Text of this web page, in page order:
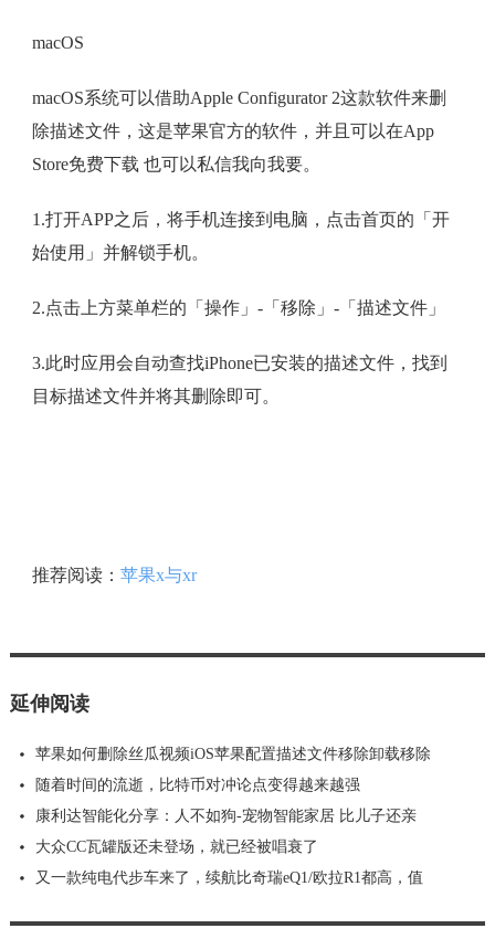
macOS
macOS系统可以借助Apple Configurator 2这款软件来删
除描述文件，这是苹果官方的软件，并且可以在App
Store免费下载 也可以私信我向我要。
1.打开APP之后，将手机连接到电脑，点击首页的「开
始使用」并解锁手机。
2.点击上方菜单栏的「操作」-「移除」-「描述文件」
3.此时应用会自动查找iPhone已安装的描述文件，找到
目标描述文件并将其删除即可。
推荐阅读： 苹果x与xr
延伸阅读
苹果如何删除丝瓜视频iOS苹果配置描述文件移除卸载移除
随着时间的流逝，比特币对冲论点变得越来越强
康利达智能化分享：人不如狗-宠物智能家居 比儿子还亲
大众CC瓦罐版还未登场，就已经被唱衰了
又一款纯电代步车来了，续航比奇瑞eQ1/欧拉R1都高，值